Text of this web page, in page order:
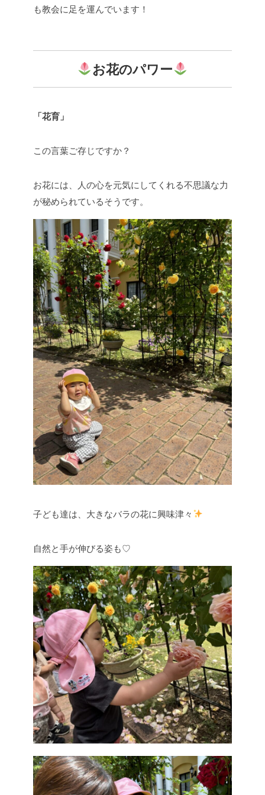
も教会に足を運んでいます！
お花のパワー
「花育」
この言葉ご存じですか？
お花には、人の心を元気にしてくれる不思議な力
が秘められているそうです。
子ども達は、大きなバラの花に興味津々
自然と手が伸びる姿も♡